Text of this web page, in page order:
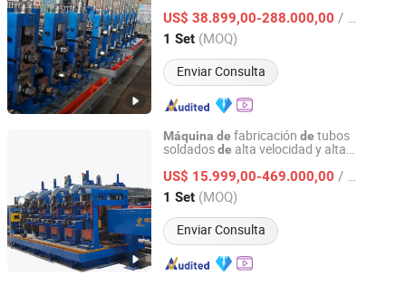
detubos, líneademolinodetubos
soldados
US$ 38.899,00-288.000,00 / Set
1 Set (MOQ)
Enviar Consulta
Co., Ltd.
Hebei, China Desde 2025
Máquina de fabricación de tubos
soldadosde alta velocidad y alta
deacero, líneademolinodetubos
soldados, molino
US$ 15.999,00-469.000,00 / Set
1 Set (MOQ)
Enviar Consulta
Hebei Tengtian Welded Pipe Equipment Manufacturing
Hebei, China Desde 2025